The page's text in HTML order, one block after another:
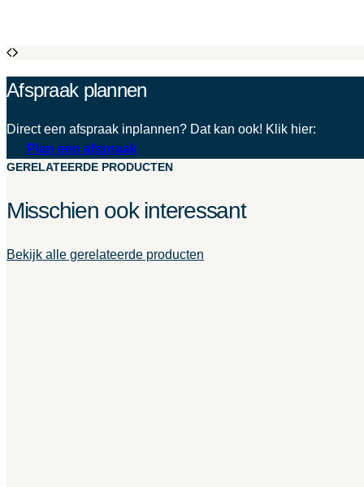
Afspraak plannen
Direct een afspraak inplannen? Dat kan ook! Klik hier:
Plan een afspraak
GERELATEERDE PRODUCTEN
Misschien ook interessant
Bekijk alle gerelateerde producten